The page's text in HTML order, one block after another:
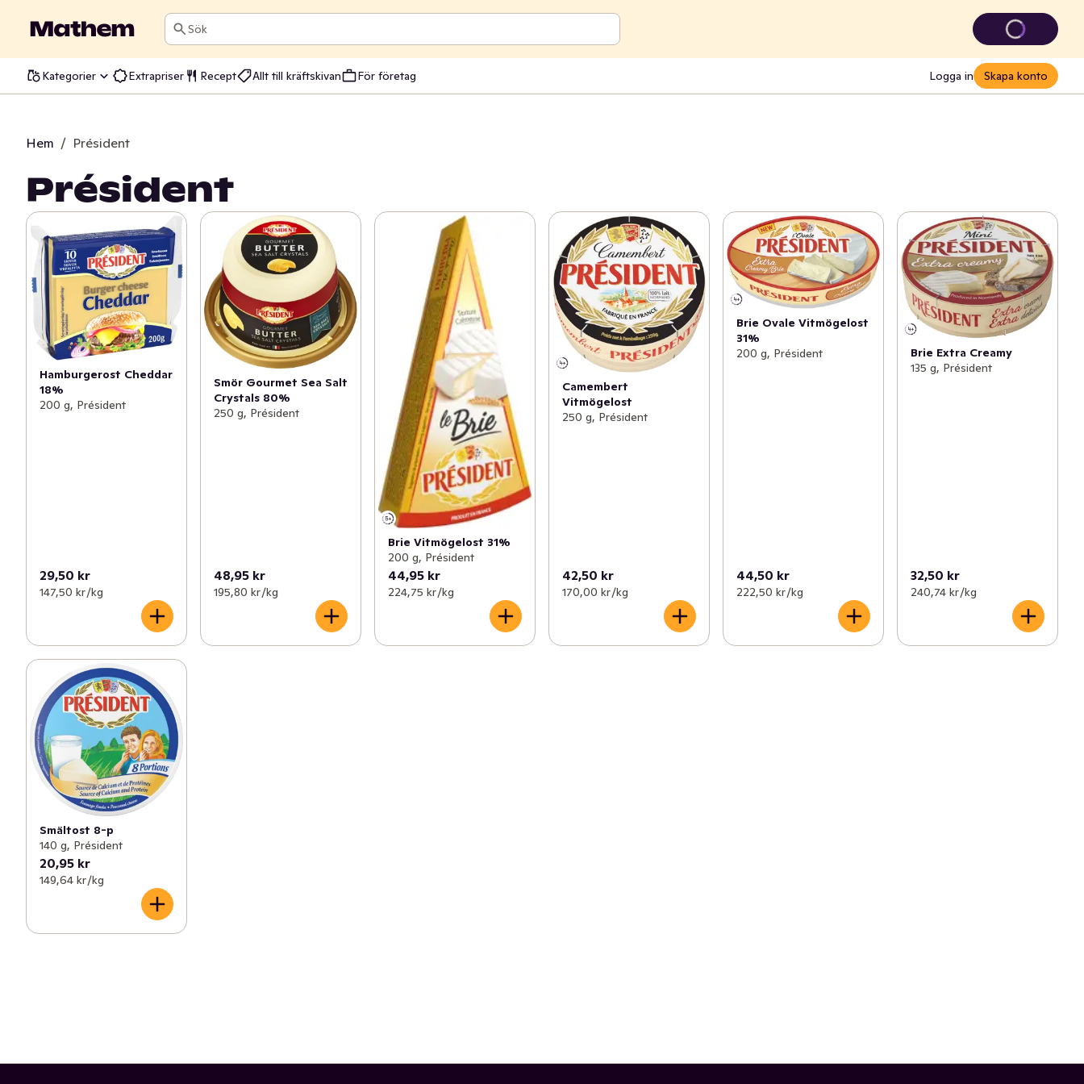
Sök
Kategorier Extrapriser Recept Allt till kräftskivan För företag Logga in Skapa konto
Hem / Président
Président
Hamburgerost Cheddar
18%
200 g, Président
29,50 kr
147,50 kr /kg
Smör Gourmet Sea Salt
Crystals 80%
250 g, Président
48,95 kr
195,80 kr /kg
Brie Vitmögelost 31%
200 g, Président
44,95 kr
224,75 kr /kg
Camembert
Vitmögelost
250 g, Président
42,50 kr
170,00 kr /kg
Brie Ovale Vitmögelost
31%
200 g, Président
44,50 kr
222,50 kr /kg
Brie Extra Creamy
135 g, Président
32,50 kr
240,74 kr /kg
Smältost 8-p
140 g, Président
20,95 kr
149,64 kr /kg